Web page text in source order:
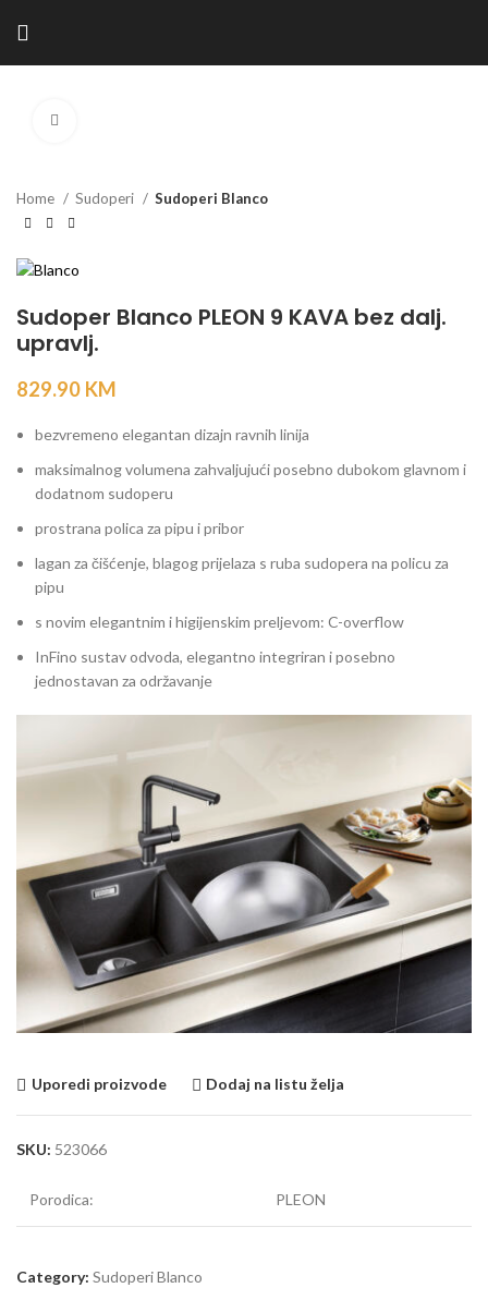
Home Sudoperi Sudoperi Blanco
Sudoper Blanco PLEON 9 KAVA bez dalj.
upravlj.
829.90 KM
bezvremeno elegantan dizajn ravnih linija
maksimalnog volumena zahvaljujući posebno dubokom glavnom i
dodatnom sudoperu
prostrana polica za pipu i pribor
lagan za čišćenje, blagog prijelaza s ruba sudopera na policu za
pipu
s novim elegantnim i higijenskim preljevom: C-overflow
InFino sustav odvoda, elegantno integriran i posebno
jednostavan za održavanje
Uporedi proizvode Dodaj na listu želja
SKU: 523066
Porodica: PLEON
Category: Sudoperi Blanco